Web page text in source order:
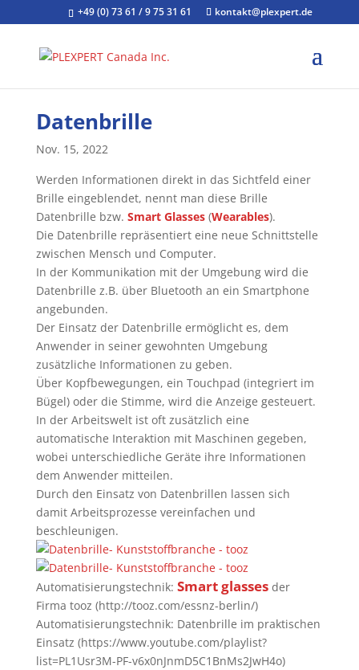
+49 (0) 73 61 / 9 75 31 61 kontakt@plexpert.de
Datenbrille
Nov. 15, 2022
Werden Informationen direkt in das Sichtfeld einer
Brille eingeblendet, nennt man diese Brille
Datenbrille bzw. Smart Glasses(Wearables).
Die Datenbrille repräsentiert eine neue Schnittstelle
zwischen Mensch und Computer.
In der Kommunikation mit der Umgebung wird die
Datenbrille z.B. über Bluetooth an ein Smartphone
angebunden.
Der Einsatz der Datenbrille ermöglicht es, dem
Anwender in seiner gewohnten Umgebung
zusätzliche Informationen zu geben.
Über Kopfbewegungen, ein Touchpad (integriert im
Bügel) oder die Stimme, wird die Anzeige gesteuert.
In der Arbeitswelt ist oft zusätzlich eine
automatische Interaktion mit Maschinen gegeben,
wobei unterschiedliche Geräte ihre Informationen
dem Anwender mitteilen.
Durch den Einsatz von Datenbrillen lassen sich
damit Arbeitsprozesse vereinfachen und
beschleunigen.
Automatisierungstechnik: Smart glassesder
Firma tooz (http://tooz.com/essnz-berlin/)
Automatisierungstechnik: Datenbrille im praktischen
Einsatz (https://www.youtube.com/playlist?
list=PL1Usr3M-PF-v6x0nJnmD5C1BnMs2JwH4o)